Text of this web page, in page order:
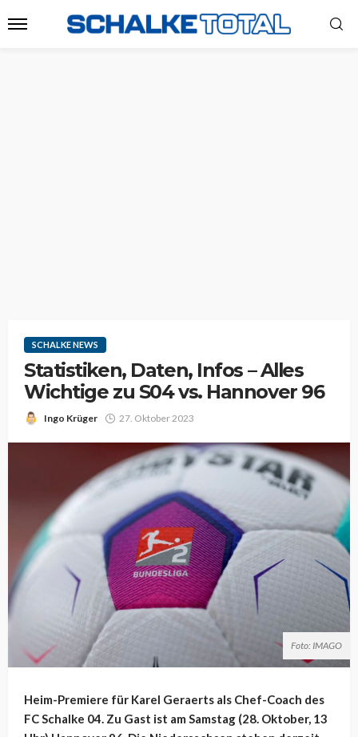
SCHALKE NEWS
Statistiken, Daten, Infos – Alles
Wichtige zu S04 vs. Hannover 96
Ingo Krüger 27. Oktober 2023
Foto: IMAGO
Heim-Premiere für Karel Geraerts als Chef-Coach des
FC Schalke 04. Zu Gast ist am Samstag (28. Oktober, 13